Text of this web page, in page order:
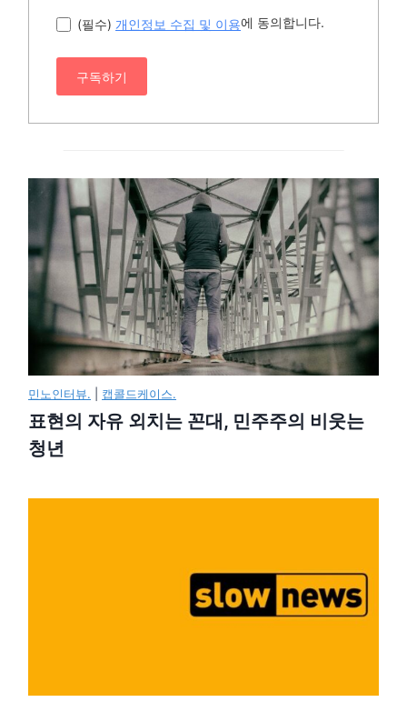
(필수) 개인정보 수집 및 이용에 동의합니다.
구독하기
민노인터뷰. 캡콜드케이스.
표현의 자유 외치는 꼰대, 민주주의 비웃는
청년